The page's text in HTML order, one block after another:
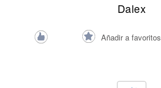
Dalex
Añadir a favoritos